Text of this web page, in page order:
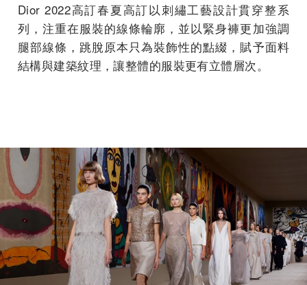
Dior 2022高訂春夏高訂以刺繡工藝設計貫穿整系
列，注重在服裝的線條輪廓，並以緊身褲更加強調
腿部線條，跳脫原本只為裝飾性的點綴，賦予面料
結構與建築紋理，讓整體的服裝更有立體層次。